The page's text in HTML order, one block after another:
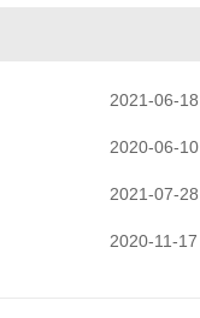
2021-06-18
2020-06-10
2021-07-28
2020-11-17